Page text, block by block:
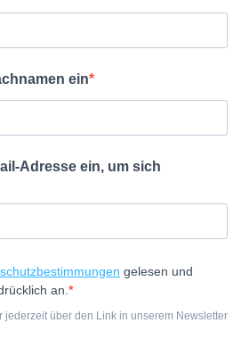
ein
Adresse ein, um sich
gelesen und
an.
jederzeit über den Link in unserem Newsletter